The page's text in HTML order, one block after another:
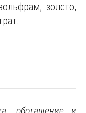
золото,